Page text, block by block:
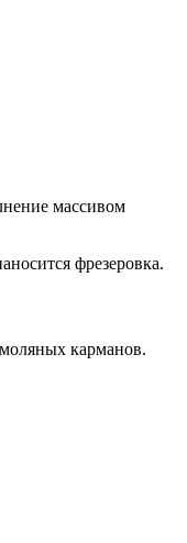
массивом
фрезеровка.
карманов.